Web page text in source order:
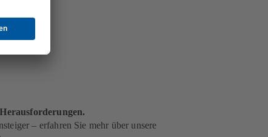
– erfahren Sie mehr über unsere